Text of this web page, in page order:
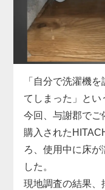
ホースをその場
で対応。しっか
で丁寧にサポー
で、無駄な出費を
しています。
洗濯機取り付けは
った付属品の選定
の場合、部品の欠
専門業者による
安心です。お困り
い。
「自分で洗濯機
てしまった」とい
今回、与謝郡でご
購入された
ろ、使用中に床が
した。
現地調査の結果、